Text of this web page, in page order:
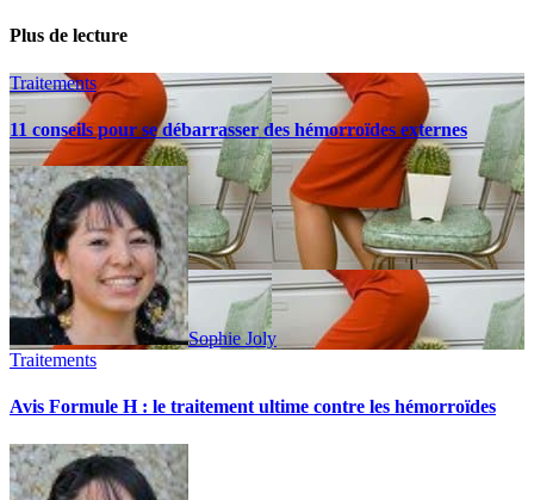
Plus de lecture
Traitements
11 conseils pour se débarrasser des hémorroïdes externes
Sophie Joly
Traitements
Avis Formule H : le traitement ultime contre les hémorroïdes